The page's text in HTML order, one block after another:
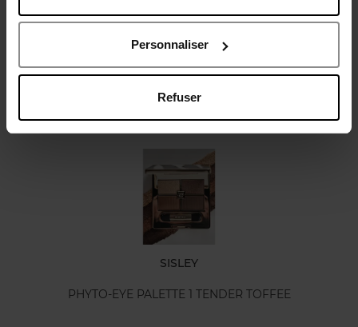
Personnaliser
Refuser
SISLEY
PHYTO-EYE PALETTE 1 TENDER TOFFEE